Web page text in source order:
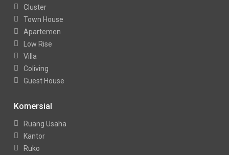
Cluster
Town House
Apartemen
Low Rise
Villa
Coliving
Guest House
Komersial
Ruang Usaha
Kantor
Ruko